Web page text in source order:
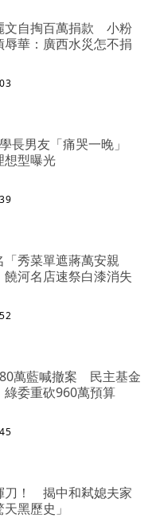
文自掏百萬捐款 小粉
華：廣西水災怎不捐
長男友「痛哭一晚」
想型曝光
秀菜單遮蔣萬安親
河名店速祭白漆消失
萬藍喊撤案 民主基金
綠委重砍960萬預算
刀！ 揭中和弒媳夫家
黑歷史」